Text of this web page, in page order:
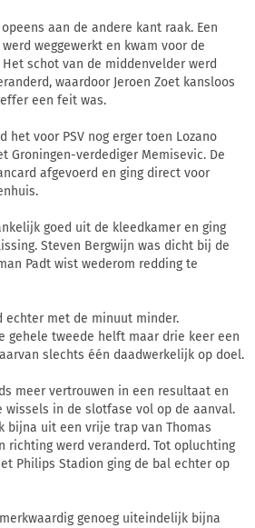
aan de andere kant raak. Een
weggewerkt en kwam voor de
schot van de middenvelder werd
waardoor Jeroen Zoet kansloos
een feit was.
het voor PSV nog erger toen Lozano
Groningen-verdediger Memisevic. De
afgevoerd en ging direct voor
goed uit de kleedkamer en ging
Steven Bergwijn was dicht bij de
Padt wist wederom redding te
echter met de minuut minder.
gehele tweede helft maar drie keer een
slechts één daadwerkelijk op doel.
meer vertrouwen in een resultaat en
wissels in de slotfase vol op de aanval.
bijna uit een vrije trap van Thomas
richting werd veranderd. Tot opluchting
Philips Stadion ging de bal echter op
genoeg uiteindelijk bijna